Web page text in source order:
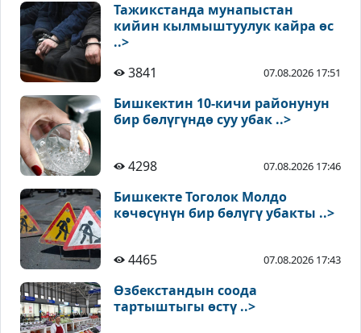
Тажикстанда мунапыстан
кийин кылмыштуулук кайра өс
..>
3841
07.08.2026 17:51
Бишкектин 10-кичи районунун
бир бөлүгүндө суу убак ..>
4298 07.08.2026 17:46
Бишкекте Тоголок Молдо
көчөсүнүн бир бөлүгү убакты ..>
4465 07.08.2026 17:43
Өзбекстандын соода
тартыштыгы өстү ..>